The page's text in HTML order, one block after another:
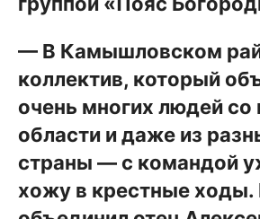
— В Камышловском
коллектив, который
очень многих людей со
области и даже из
страны — с командой
хожу в крестные ходы.